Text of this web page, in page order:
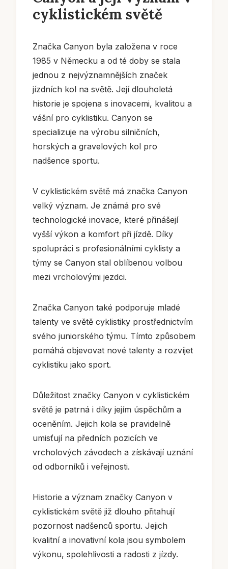
cyklistickém světě
Značka Canyon byla založena v roce
1985 v Německu a od té doby se stala
jednou z nejvýznamnějších značek
jízdních kol na světě. Její dlouholetá
historie je spojena s inovacemi, kvalitou a
vášní pro cyklistiku. Canyon se
specializuje na výrobu silničních,
horských a gravelových kol pro
nadšence sportu.
V cyklistickém světě má značka Canyon
velký význam. Je známá pro své
technologické inovace, které přinášejí
vyšší výkon a komfort při jízdě. Díky
spolupráci s profesionálními cyklisty a
týmy se Canyon stal oblíbenou volbou
mezi vrcholovými jezdci.
Značka Canyon také podporuje mladé
talenty ve světě cyklistiky prostřednictvím
svého juniorského týmu. Tímto způsobem
pomáhá objevovat nové talenty a rozvíjet
cyklistiku jako sport.
Důležitost značky Canyon v cyklistickém
světě je patrná i díky jejím úspěchům a
oceněním. Jejich kola se pravidelně
umisťují na předních pozicích ve
vrcholových závodech a získávají uznání
od odborníků i veřejnosti.
Historie a význam značky Canyon v
cyklistickém světě již dlouho přitahují
pozornost nadšenců sportu. Jejich
kvalitní a inovativní kola jsou symbolem
výkonu, spolehlivosti a radosti z jízdy.